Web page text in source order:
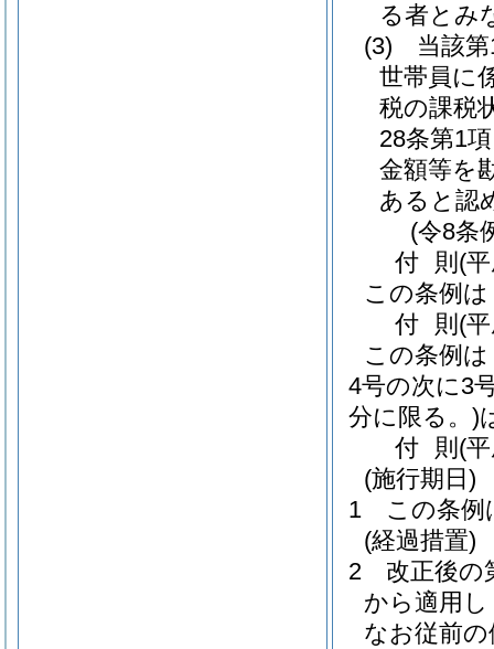
る者とみ
(3)
当該
世帯員に
税の課税
28条第1
金額等を
あると認
(令8条
付 則 (
この条例
付 則 (
この条例
4号の次に3
分に限る。)
付 則 (
(施行期日)
1
この条例
(経過措置)
2
改正後の
から適用
なお従前